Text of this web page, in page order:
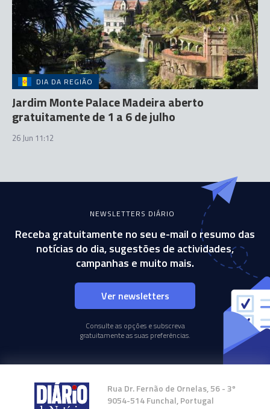
DIA DA REGIÃO
Jardim Monte Palace Madeira aberto
gratuitamente de 1 a 6 de julho
26 Jun 11:12
NEWSLETTERS DIÁRIO
Receba gratuitamente no seu e-mail o resumo das
notícias do dia, sugestões de actividades,
campanhas e muito mais.
Ver newsletters
Consulte as opções e subscreva
gratuitamente as suas preferências.
Rua Dr. Fernão de Ornelas, 56 - 3º
9054-514 Funchal, Portugal